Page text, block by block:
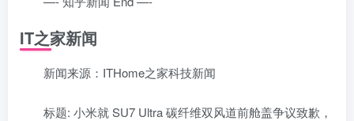
IT之家新闻
新闻来源：ITHome之家科技新闻
标题: 小米就 SU7 Ultra 碳纤维双风道前舱盖争议致歉，